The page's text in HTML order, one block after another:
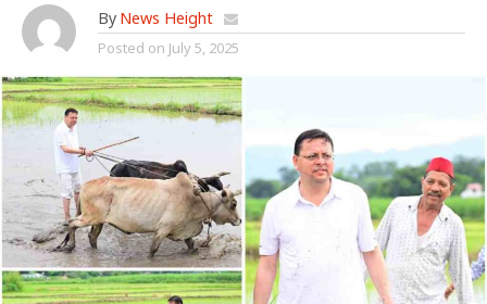
By News Height
Posted on July 5, 2025